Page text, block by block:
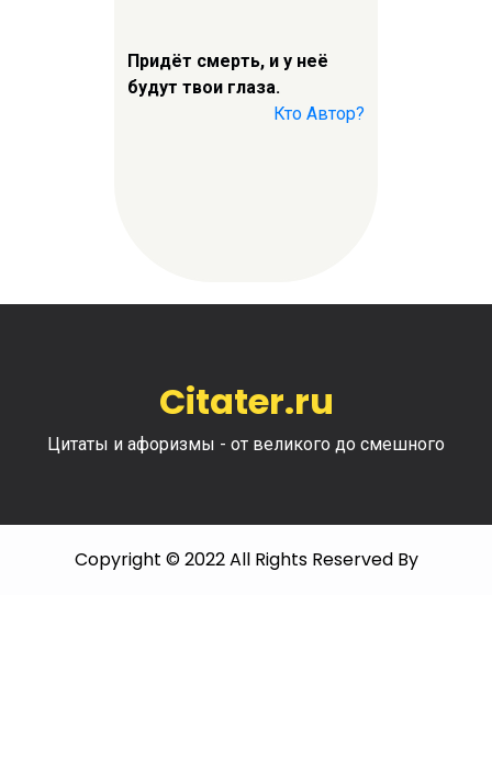
Придёт смерть, и у неё
будут твои глаза.
Кто Автор?
Citater.ru
Цитаты и афоризмы - от великого до смешного
Copyright © 2022 All Rights Reserved By